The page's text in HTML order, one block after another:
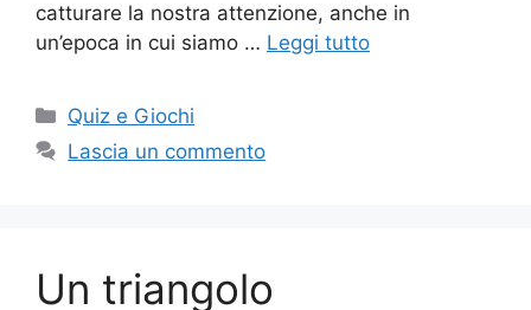
catturare la nostra attenzione, anche in
un’epoca in cui siamo … Leggi tutto
Categorie
Quiz e Giochi
Lascia un commento
Un triangolo